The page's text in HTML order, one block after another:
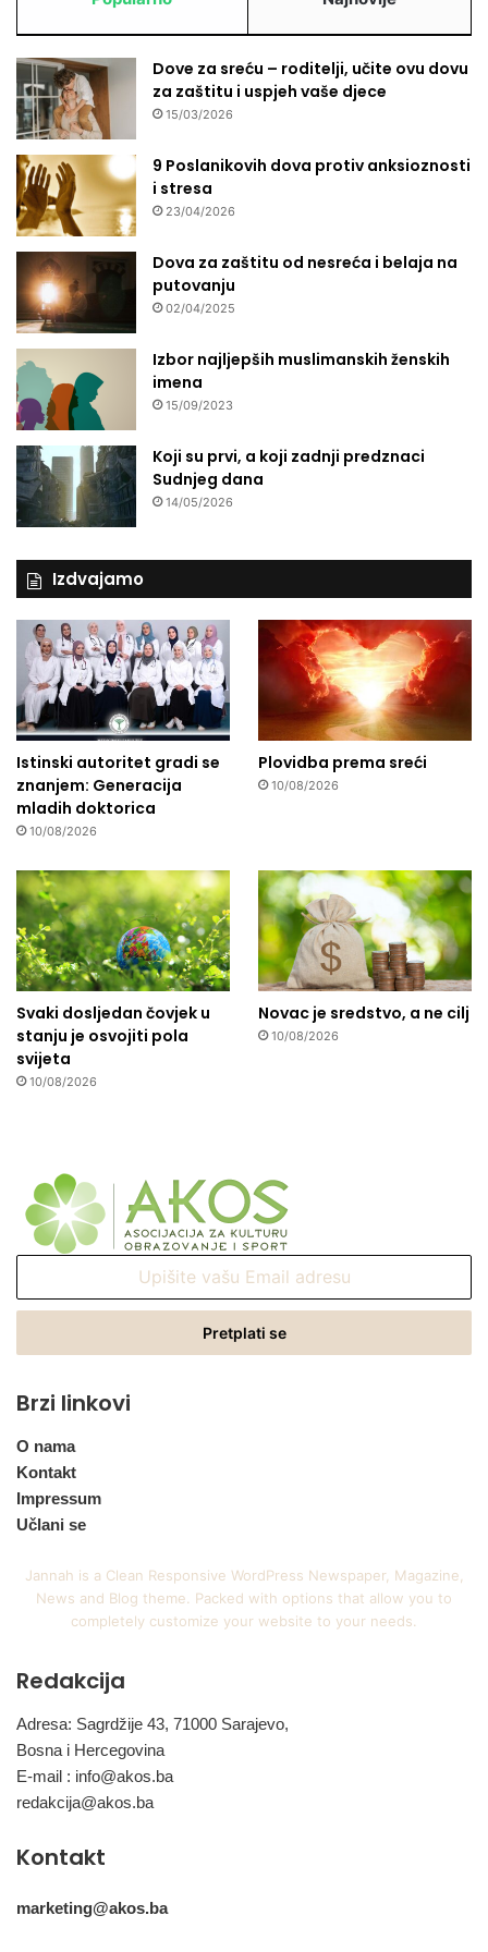
n
z
m
l
o
t
r
e
Dove za sreću – roditelji, učite ovu dovu
za zaštitu i uspjeh vaše djece
15/03/2026
9 Poslanikovih dova protiv anksioznosti
i stresa
23/04/2026
Dova za zaštitu od nesreća i belaja na
putovanju
02/04/2025
Izbor najljepših muslimanskih ženskih
imena
15/09/2023
Koji su prvi, a koji zadnji predznaci
Sudnjeg dana
14/05/2026
Izdvajamo
Istinski autoritet gradi se
znanjem: Generacija
mladih doktorica
10/08/2026
Plovidba prema sreći
10/08/2026
Svaki dosljedan čovjek u
stanju je osvojiti pola
svijeta
10/08/2026
Novac je sredstvo, a ne cilj
10/08/2026
Email
Brzi linkovi
O nama
Kontakt
Impressum
Učlani se
Jannah is a Clean Responsive WordPress Newspaper, Magazine,
News and Blog theme. Packed with options that allow you to
completely customize your website to your needs.
Redakcija
Adresa: Sagrdžije 43, 71000 Sarajevo,
Bosna i Hercegovina
E-mail : info@akos.ba
redakcija@akos.ba
Kontakt
marketing@akos.ba